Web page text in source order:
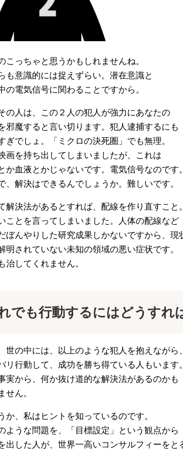
こっちゃと思うかもしれませんね。
も意識的には捉えずらい。潜在意識と
の電気信号に関わることですから。
の人は、この２人の犯人が強力にあなたの
邪魔すると言い切ります。犯人逮捕するにも
ぎでしょ。「ミクロの決死圏」でも無理。
画を持ち出してしまいましたが、これは
か血液とかじゃないです。電気信号なのです
、解決はできるんでしょうか。難しいです。
解決法があるとすれば、配線を作り直すこと
ことを言ってしまいました。人体の配線など
ぼんやりした研究成果しかないですから、現
明されていない未知の領域の悪い症状です。
治してくれません。
でも行動するにはどうすれ
世の中には、以上のような犯人を抱えながら
リ行動して、成功を勝ち得ている人もいます
実から、何か抜け道的な解決法があるのかも
せん。
か、私はヒントを知っているのです。
ような問題を、「目標設定」という観点から
出した人が、世界一高いコンサルフィーをと